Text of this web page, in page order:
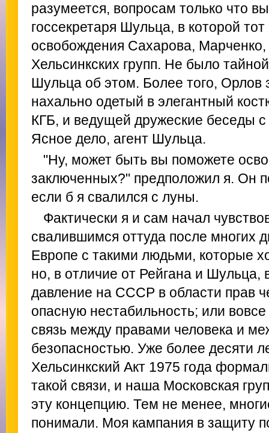
разумеется, вопросам только что
госсекретаря Шульца, в которой
освобождения Сахарова, Марченко,
Хельсинкских групп. Не было
Шульца об этом. Более того, Орлов
нахально одетый в элегантный
КГБ, и ведущей дружеские беседы
Ясное дело, агент Шульца.
"Ну, может быть вы поможете
заключенных?" предположил я. Он
если б я свалился с луны.
Фактически я и сам начал
свалившимся оттуда после многих
Европе с такими людьми, которые
но, в отличие от Рейгана и Шульца,
давление на СССР в области прав
опасную нестабильность; или
связь между правами человека и
безопасностью. Уже более десяти
Хельсинкский Акт 1975 года
такой связи, и наша Московская
эту концепцию. Тем не менее,
понимали. Моя кампания в защиту